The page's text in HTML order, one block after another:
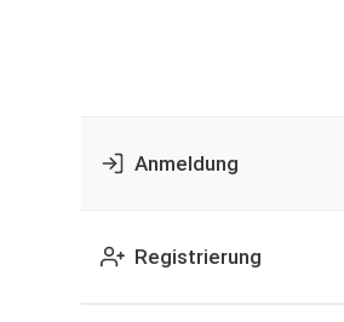
Anmeldung
Registrierung